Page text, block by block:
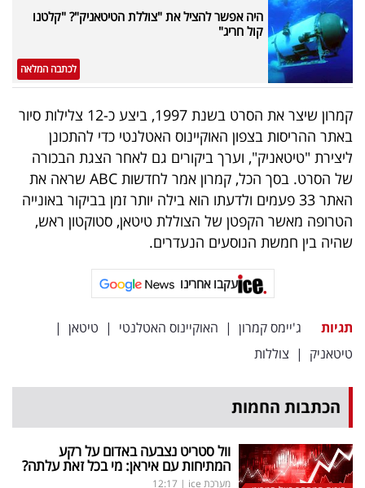
היה אפשר להציל את "צוללת הטיטאניק"? "קלטנו
קול חריג"
לכתבה המלאה
קמרון שיצר את הסרט בשנת 1997, ביצע כ-12 צלילות סיור
באתר ההריסות בצפון האוקיינוס האטלנטי כדי להתכונן
ליצירת "טיטאניק", וערך ביקורים גם לאחר הצגת הבכורה
של הסרט. בסך הכל, קמרון אמר לחדשות ABC שראה את
האתר 33 פעמים ולדעתו הוא בילה יותר זמן בביקור באונייה
הטרופה מאשר הקפטן של הצוללת טיטאן, סטוקטון ראש,
שהיה בין חמשת הנוסעים הנעדרים.
עקבו אחרינו
תגיות ג'יימס קמרון | האוקיינוס האטלנטי | טיטאן |
טיטאניק | צוללות
הכתבות החמות
וול סטריט נצבעה באדום על רקע
המתיחות עם איראן: מי בכל זאת עלתה?
מערכת ice |
12:17